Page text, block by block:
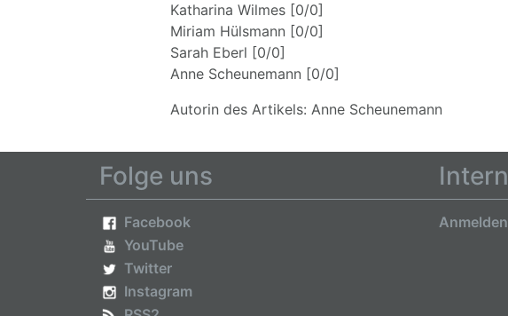
Katharina Wilmes [0/0]
Miriam Hülsmann [0/0]
Sarah Eberl [0/0]
Anne Scheunemann [0/0]
Autorin des Artikels: Anne Scheunemann
Folge uns
Facebook
YouTube
Twitter
Instagram
Intern
Anmelden